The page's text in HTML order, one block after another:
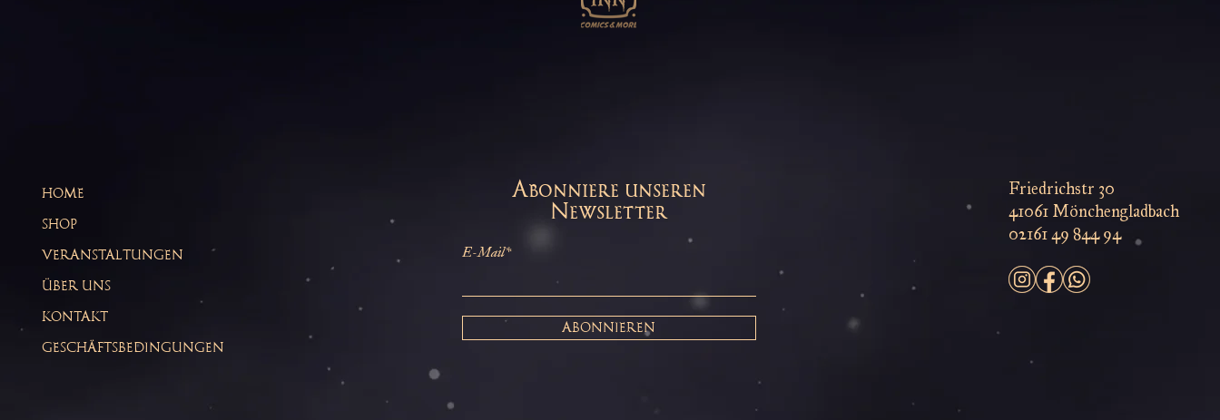
HOME
SHOP
VERANSTALTUNGEN
ÜBER UNS
KONTAKT
GESCHÄFTSBEDINGUNGEN
Abonniere unseren
Newsletter
E-Mail*
ABONNIEREN
Friedrichstr 30
41061 Mönchengladbach
02161 49 844 94